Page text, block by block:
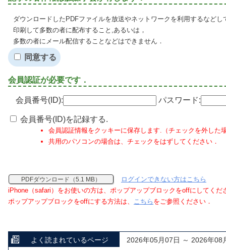
ダウンロードしたPDFファイルを放送やネットワークを利用するなど
印刷して多数の者に配布すること,あるいは，
多数の者にメール配信することなどはできません．
同意する
会員認証が必要です．
会員番号(ID): パスワード:
会員番号(ID)を記録する.
会員認証情報をクッキーに保存します.（チェックを外した
共用のパソコンの場合は、チェックをはずしてください．
PDFダウンロード（5.1 MB）
ログインできない方はこちら
iPhone（safari）をお使いの方は、ポップアップブロックをoffにしてくだ
ポップアップブロックをoffにする方法は、 こちら をご参照ください．
よく読まれているページ 2026年05月07日 ～ 2026年08